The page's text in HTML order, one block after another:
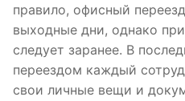
правило, офисный
выходные дни, однако
следует заранее. В
переездом каждый
свои личные вещи и